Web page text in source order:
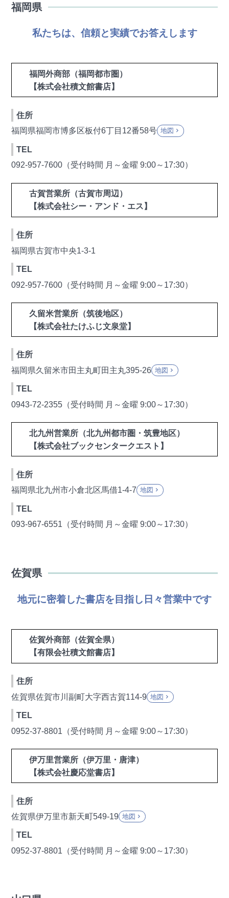
福岡県
私たちは、信頼と実績でお答えします
福岡外商部（福岡都市圏）
【株式会社積文館書店】
住所
福岡県福岡市博多区板付6丁目12番58号 地図 keyboard_arrow_right
TEL
092-957-7600（受付時間 月～金曜 9:00～17:30）
古賀営業所（古賀市周辺）
【株式会社シー・アンド・エス】
住所
福岡県古賀市中央1-3-1
TEL
092-957-7600（受付時間 月～金曜 9:00～17:30）
久留米営業所（筑後地区）
【株式会社たけふじ文泉堂】
住所
福岡県久留米市田主丸町田主丸395-26 地図 keyboard_arrow_right
TEL
0943-72-2355（受付時間 月～金曜 9:00～17:30）
北九州営業所（北九州都市圏・筑豊地区）
【株式会社ブックセンタークエスト】
住所
福岡県北九州市小倉北区馬借1-4-7 地図 keyboard_arrow_right
TEL
093-967-6551（受付時間 月～金曜 9:00～17:30）
佐賀県
地元に密着した書店を目指し日々営業中です
佐賀外商部（佐賀全県）
【有限会社積文館書店】
住所
佐賀県佐賀市川副町大字西古賀114-9 地図 keyboard_arrow_right
TEL
0952-37-8801（受付時間 月～金曜 9:00～17:30）
伊万里営業所（伊万里・唐津）
【株式会社慶応堂書店】
住所
佐賀県伊万里市新天町549-19 地図 keyboard_arrow_right
TEL
0952-37-8801（受付時間 月～金曜 9:00～17:30）